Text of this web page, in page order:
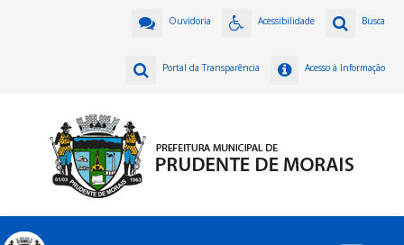
Busca
Acessibilidade
Ouvidoria
Acesso à Informação
Portal da Transparência